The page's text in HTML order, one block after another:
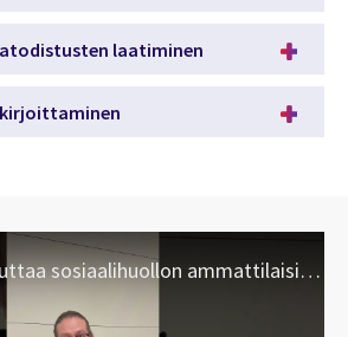
laatiminen
kirjoittaminen
Tekoäly auttaa sosiaalihuollon ammattilaisia ja asiakkaita